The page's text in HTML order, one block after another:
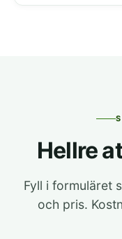
Hellre
Fyll i formuläret
och pris.